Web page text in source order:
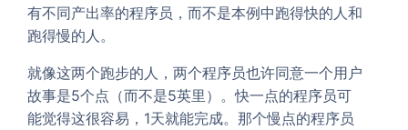
有不同产出率的程序员，而不是本例中跑得快的人和
跑得慢的人。
就像这两个跑步的人，两个程序员也许同意一个用户
故事是5个点（而不是5英里）。快一点的程序员可
能觉得这很容易，1天就能完成。那个慢点的程序员